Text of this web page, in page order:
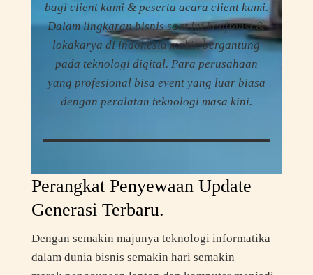
bagi client kami & peserta acara client kami.
Dalam lingkaran bisnis saat ini,konfrensi &
lokakarya di indonesia makin bergantung
pada teknologi digital. Para perusahaan
yang profesional bisa event yang luar biasa
dengan peralatan teknologi masa kini.
Perangkat Penyewaan Update
Generasi Terbaru.
Dengan semakin majunya teknologi informatika
dalam dunia bisnis semakin hari semakin